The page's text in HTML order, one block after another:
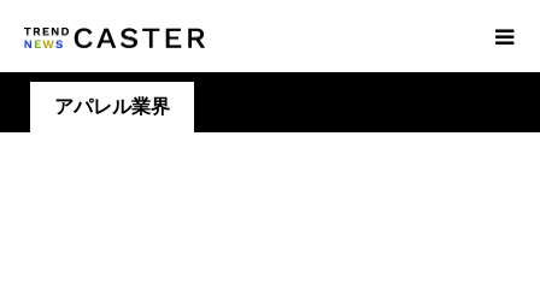
アパレル業界